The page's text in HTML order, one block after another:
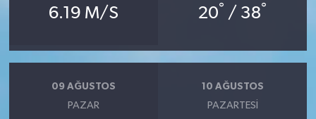
6.19 M/S 20° / 38°
09 AĞUSTOS
PAZAR
10 AĞUSTOS
PAZARTESI